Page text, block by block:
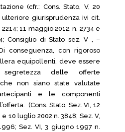
(cfr.: Cons. Stato, V, 20
giurisprudenza ivi cit.
11 maggio 2012, n. 2734 e
Consiglio di Stato sez. V , –
conseguenza, con rigoroso
equipollenti, deve essere
segretezza delle offerte
non siano state valutate
e le componenti
(Cons. Stato, Sez. VI, 12
10 luglio 2002 n. 3848; Sez. V,
Sez. VI, 3 giugno 1997 n.